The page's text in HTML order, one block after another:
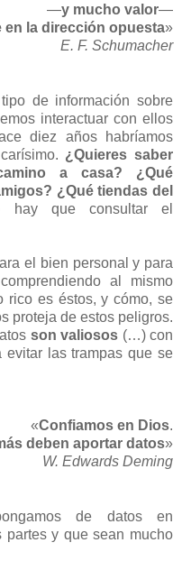
—y mucho valor—
en la dirección opuesta»
E. F. Schumacher
de información sobre
interactuar con ellos
diez años habríamos
¿Quieres saber
a casa?
¿Qué
¿Qué tiendas del
hay que consultar el
el bien personal y para
al mismo
rico es éstos, y cómo, se
proteja de estos peligros.
son valiosos (…) con
las trampas que se
«Confiamos en Dios.
deben aportar datos»
W. Edwards Deming
de datos en
partes y que sean mucho